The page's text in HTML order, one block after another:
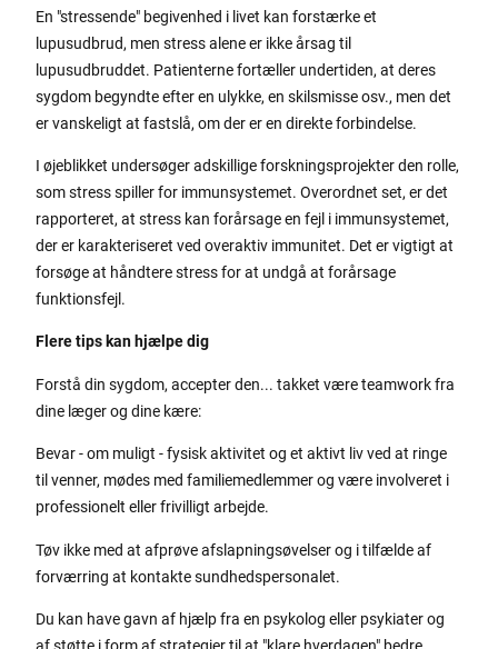
En "stressende" begivenhed i livet kan forstærke et
lupusudbrud, men stress alene er ikke årsag til
lupusudbruddet. Patienterne fortæller undertiden, at deres
sygdom begyndte efter en ulykke, en skilsmisse osv., men det
er vanskeligt at fastslå, om der er en direkte forbindelse.
I øjeblikket undersøger adskillige forskningsprojekter den rolle,
som stress spiller for immunsystemet. Overordnet set, er det
rapporteret, at stress kan forårsage en fejl i immunsystemet,
der er karakteriseret ved overaktiv immunitet. Det er vigtigt at
forsøge at håndtere stress for at undgå at forårsage
funktionsfejl.
Flere tips kan hjælpe dig
Forstå din sygdom, accepter den... takket være teamwork fra
dine læger og dine kære:
Bevar - om muligt - fysisk aktivitet og et aktivt liv ved at ringe
til venner, mødes med familiemedlemmer og være involveret i
professionelt eller frivilligt arbejde.
Tøv ikke med at afprøve afslapningsøvelser og i tilfælde af
forværring at kontakte sundhedspersonalet.
Du kan have gavn af hjælp fra en psykolog eller psykiater og